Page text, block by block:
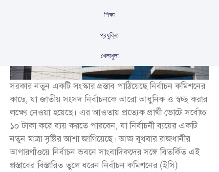
শিক্ষা
প্রযুক্তি
খেলাধুলা
সরকার নতুন একটি সংস্কার প্রস্তাব পাঠিয়েছে নির্বাচন কমিশনের
কাছে, যা জাতীয় সংসদ নির্বাচনকে আরো আধুনিক ও স্বচ্ছ করার
লক্ষ্যে নেওয়া হয়েছে। এর আওতায় প্রত্যেক প্রার্থী ভোটে সর্বোচ্চ
১০ টাকা করে ব্যয় করতে পারবেন, যা নির্বাচনী ব্যয়ের একটি
নতুন মাত্রা সৃষ্টির আশা জাগিয়েছে। আজ বুধবার রাজধানীর
আগারগাঁওয়ে নির্বাচন ভবনে সাংবাদিকদের সঙ্গে বিতর্কিত এই
প্রস্তাবের বিস্তারিত তুলে ধরেন নির্বাচন কমিশনের (ইসি)